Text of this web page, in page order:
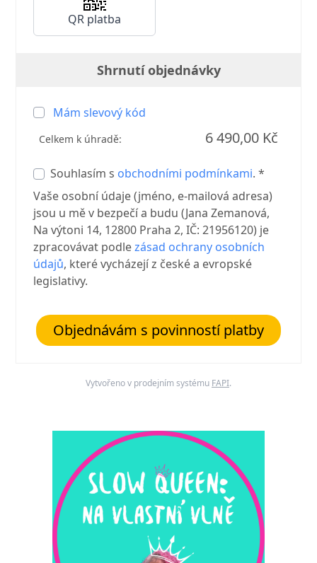
QR platba
Shrnutí objednávky
Mám slevový kód
Celkem k úhradě: 6 490,00 Kč
Souhlasím s obchodními podmínkami. *
Vaše osobní údaje (jméno, e-mailová adresa)
jsou u mě v bezpečí a budu (Jana Zemanová,
Na výtoni 14, 12800 Praha 2, IČ: 21956120) je
zpracovávat podlezásad ochrany osobních
údajů, které vycházejí z české a evropské
legislativy.
Objednávám s povinností platby
Vytvořeno v prodejním systému FAPI.